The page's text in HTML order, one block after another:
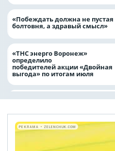
«Побеждать должна не пустая
болтовня, а здравый смысл»
«ТНС энерго Воронеж»
определило
победителей акции «Двойная
выгода» по итогам июля
РЕКЛАМА • ZELENCHUK.COM